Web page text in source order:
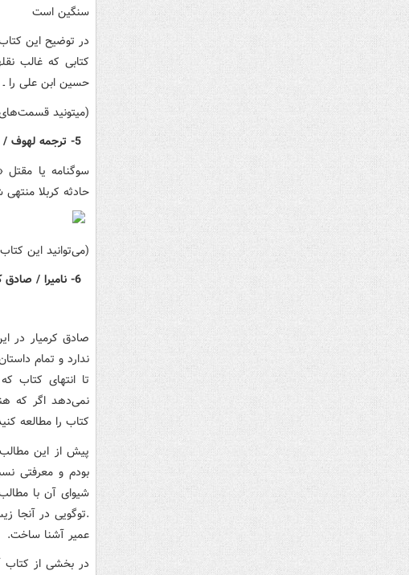
سنگین است
در توضیح این
کتابی که غالب
حسین ابن علی را
(میتونید
سوگنامه یا
حادثه کربلا
(می‌توانید این کتاب
صادق کرمیار در
ندارد و تمام
تا انتهای کتاب
نمی‌دهد اگر که
کتاب را مطالعه
پیش از این
بودم و معرفتی
شیوای آن با
.توگویی در آنجا
عمیر آشنا ساخت.
در بخشی از کتاب